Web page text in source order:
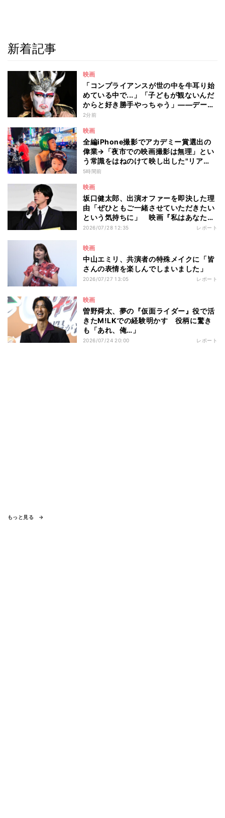
新着記事
映画
「コンプライアンスが世の中を牛耳り始
めている中で...」「子どもが観ないんだ
からと好き勝手やっちゃう」――デーモ
ン閣下が語る映画『レディ・オア・ノッ
2分前
映画
全編iPhone撮影でアカデミー賞選出の
偉業→「夜市での映画撮影は無理」とい
う常識をはねのけて映し出した"リア
ル"とは――ツォウ監督が語る映画『左
5時間前
映画
坂口健太郎、出演オファーを即決した理
由「ぜひともご一緒させていただきたい
という気持ちに」 映画『私はあなたを
知らない、』完成披露舞台挨拶
2026/07/28 12:35 レポート
映画
中山エミリ、共演者の特殊メイクに「皆
さんの表情を楽しんでしまいました」
2026/07/27 13:05 レポート
映画
曽野舜太、夢の『仮面ライダー』役で活
きたM!LKでの経験明かす 役柄に驚き
も「あれ、俺…」
2026/07/24 20:00 レポート
もっと見る